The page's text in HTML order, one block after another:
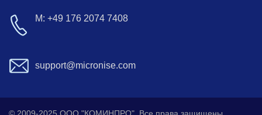
M: +49 176 2074 7408
support@micronise.com